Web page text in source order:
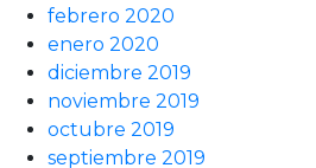
febrero 2020
enero 2020
diciembre 2019
noviembre 2019
octubre 2019
septiembre 2019